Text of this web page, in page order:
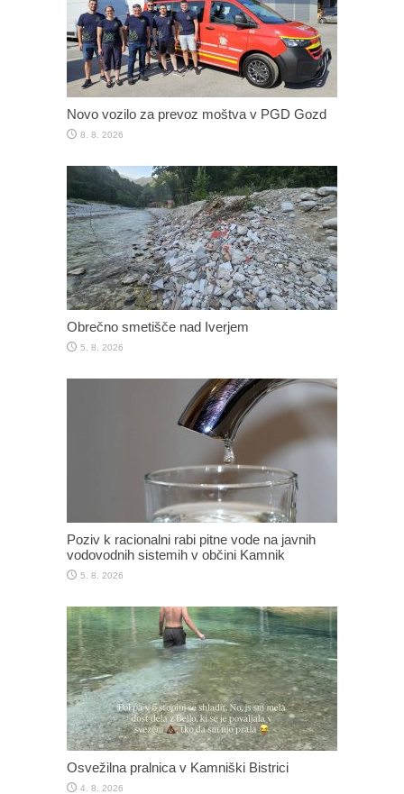
Novo vozilo za prevoz moštva v PGD Gozd
8. 8. 2026
Obrečno smetišče nad Iverjem
5. 8. 2026
Poziv k racionalni rabi pitne vode na javnih
vodovodnih sistemih v občini Kamnik
5. 8. 2026
Osvežilna pralnica v Kamniški Bistrici
4. 8. 2026